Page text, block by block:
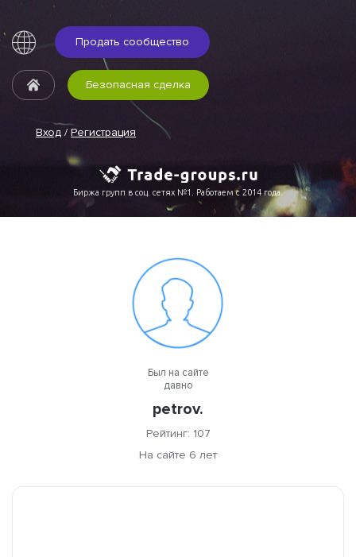
Продать сообщество
Вход / Регистрация
Безопасная сделка
Биржа групп в соц. сетях №1. Работаем с 2014 года.
Был на сайте
давно
petrov.
Рейтинг: 107
На сайте 6 лет